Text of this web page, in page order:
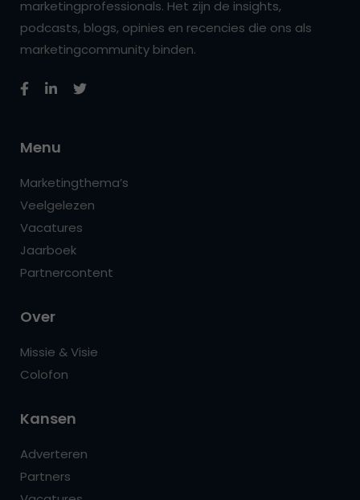
marketingprofessionals. Het zijn de insights,
podcasts, blogs, opinies en recencies die ons als
marketingcommunity binden.
Menu
Marketingthema’s
Veelgelezen
Vacatures
Jaarboek
Partnercontent
Over
Missie & Visie
Colofon
Kansen
Adverteren
Partners